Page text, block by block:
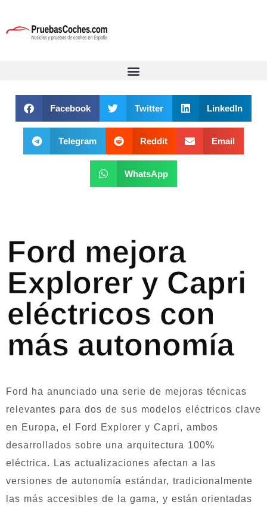
Facebook Twitter LinkedIn
Telegram Reddit Email
WhatsApp
Ford mejora
Explorer y Capri
eléctricos con
más autonomía
Ford ha anunciado una serie de mejoras técnicas
relevantes para dos de sus modelos eléctricos clave
en Europa, el Ford Explorer y Capri, ambos
desarrollados sobre una arquitectura 100%
eléctrica. Las actualizaciones afectan a las
versiones de autonomía estándar, tradicionalmente
las más accesibles de la gama, y están orientadas